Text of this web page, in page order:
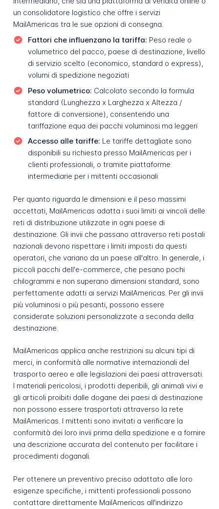
un consolidatore logistico che offre i servizi
MailAmericas tra le sue opzioni di consegna.
Fattori che influenzano la tariffa: Peso reale o
volumetrico del pacco, paese di destinazione, livello
di servizio scelto (economico, standard o express),
volumi di spedizione negoziati
Peso volumetrico: Calcolato secondo la formula
standard (Lunghezza x Larghezza x Altezza /
fattore di conversione), consentendo una
tariffazione equa dei pacchi voluminosi ma leggeri
Accesso alle tariffe: Le tariffe dettagliate sono
disponibili su richiesta presso MailAmericas per i
clienti professionali, o tramite piattaforme
intermediarie per i mittenti occasionali
Per quanto riguarda le dimensioni e il peso massimi
accettati, MailAmericas adatta i suoi limiti ai vincoli delle
reti di distribuzione utilizzate in ogni paese di
destinazione. Gli invii che passano attraverso reti postali
nazionali devono rispettare i limiti imposti da questi
operatori, che variano da un paese all'altro. In generale, i
piccoli pacchi dell'e-commerce, che pesano pochi
chilogrammi e non superano dimensioni standard, sono
perfettamente adatti ai servizi MailAmericas. Per gli invii
più voluminosi o più pesanti, possono essere
considerate soluzioni personalizzate a seconda della
destinazione.
MailAmericas applica anche restrizioni su alcuni tipi di
merci, in conformità alle normative internazionali del
trasporto aereo e alle legislazioni dei paesi attraversati.
I materiali pericolosi, i prodotti deperibili, gli animali vivi e
gli articoli proibiti dalle dogane dei paesi di destinazione
non possono essere trasportati attraverso la rete
MailAmericas. I mittenti sono invitati a verificare la
conformità dei loro invii prima della spedizione e a fornire
una descrizione accurata del contenuto per facilitare i
procedimenti doganali.
Per ottenere un preventivo preciso adattato alle loro
esigenze specifiche, i mittenti professionali possono
contattare direttamente MailAmericas all'indirizzo